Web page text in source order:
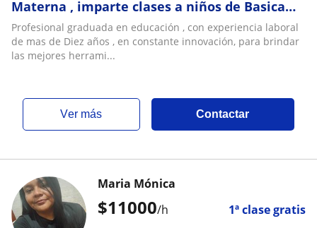
Materna , imparte clases a niños de Basica
Primaria en Lengua y Matematicas
Profesional graduada en educación , con experiencia laboral
de mas de Diez años , en constante innovación, para brindar
las mejores herrami...
ver más Contactar
$11000/h 1ª clase gratis
Maria Mónica